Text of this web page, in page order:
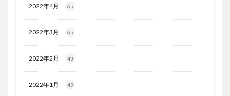
2022年4月 65
2022年3月 65
2022年2月 43
2022年1月 49